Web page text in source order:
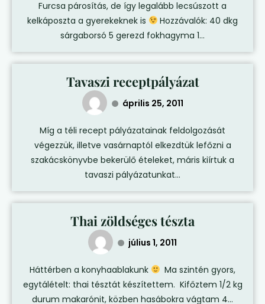
Furcsa párosítás, de így legalább lecsúszott a
kelkáposzta a gyerekeknek is
Hozzávalók: 40 dkg
sárgaborsó 5 gerezd fokhagyma 1...
Tavaszi receptpályázat
április 25, 2011
Míg a téli recept pályázatainak feldolgozását
végezzük, illetve vasárnaptól elkezdtük lefőzni a
szakácskönyvbe bekerülő ételeket, máris kiírtuk a
tavaszi pályázatunkat...
Thai zöldséges tészta
július 1, 2011
Háttérben a konyhaablakunk
Ma szintén gyors,
egytálételt: thai tésztát készítettem. Kifőztem 1/2 kg
durum makarónit, közben hasábokra vágtam 4...